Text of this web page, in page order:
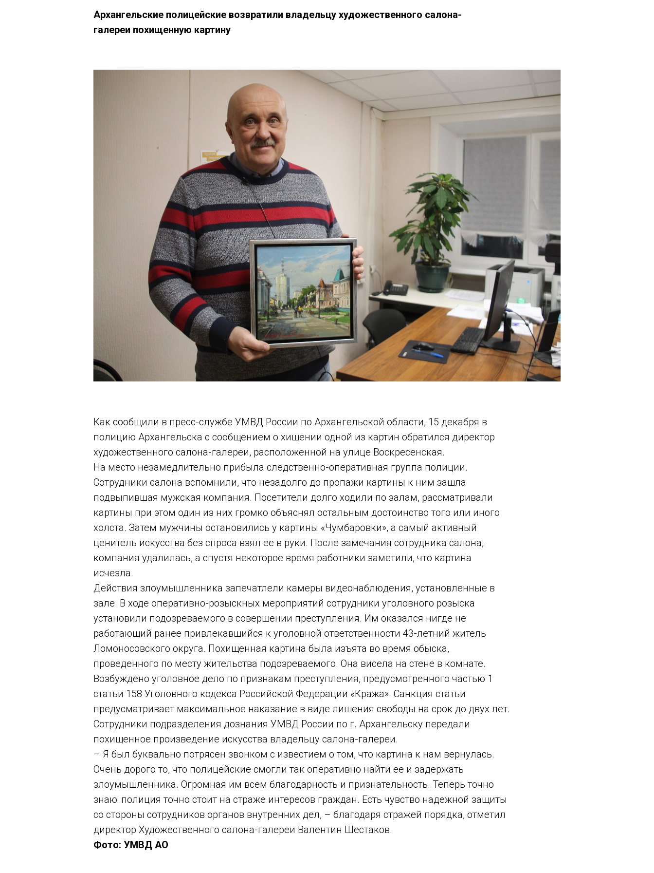
Архангельские полицейские возвратили владельцу художественного салона-
галереи похищенную картину
Как сообщили в пресс-службе УМВД России по Архангельской области, 15 декабря в
полицию Архангельска с сообщением о хищении одной из картин обратился директор
художественного салона-галереи, расположенной на улице Воскресенская.
На место незамедлительно прибыла следственно-оперативная группа полиции.
Сотрудники салона вспомнили, что незадолго до пропажи картины к ним зашла
подвыпившая мужская компания. Посетители долго ходили по залам, рассматривали
картины при этом один из них громко объяснял остальным достоинство того или иного
холста. Затем мужчины остановились у картины «Чумбаровки», а самый активный
ценитель искусства без спроса взял ее в руки. После замечания сотрудника салона,
компания удалилась, а спустя некоторое время работники заметили, что картина
исчезла.
Действия злоумышленника запечатлели камеры видеонаблюдения, установленные в
зале. В ходе оперативно-розыскных мероприятий сотрудники уголовного розыска
установили подозреваемого в совершении преступления. Им оказался нигде не
работающий ранее привлекавшийся к уголовной ответственности 43-летний житель
Ломоносовского округа. Похищенная картина была изъята во время обыска,
проведенного по месту жительства подозреваемого. Она висела на стене в комнате.
Возбуждено уголовное дело по признакам преступления, предусмотренного частью 1
статьи 158 Уголовного кодекса Российской Федерации «Кража». Санкция статьи
предусматривает максимальное наказание в виде лишения свободы на срок до двух лет.
Сотрудники подразделения дознания УМВД России по г. Архангельску передали
похищенное произведение искусства владельцу салона-галереи.
– Я был буквально потрясен звонком с известием о том, что картина к нам вернулась.
Очень дорого то, что полицейские смогли так оперативно найти ее и задержать
злоумышленника. Огромная им всем благодарность и признательность. Теперь точно
знаю: полиция точно стоит на страже интересов граждан. Есть чувство надежной защиты
со стороны сотрудников органов внутренних дел, – благодаря стражей порядка, отметил
директор Художественного салона-галереи Валентин Шестаков.
Фото: УМВД АО